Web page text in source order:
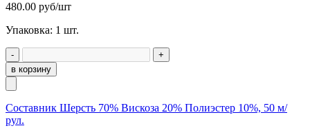
480.00 руб/шт
Упаковка: 1 шт.
-
+
в корзину
Составник Шерсть 70% Вискоза 20% Полиэстер 10%, 50 м/
рул.